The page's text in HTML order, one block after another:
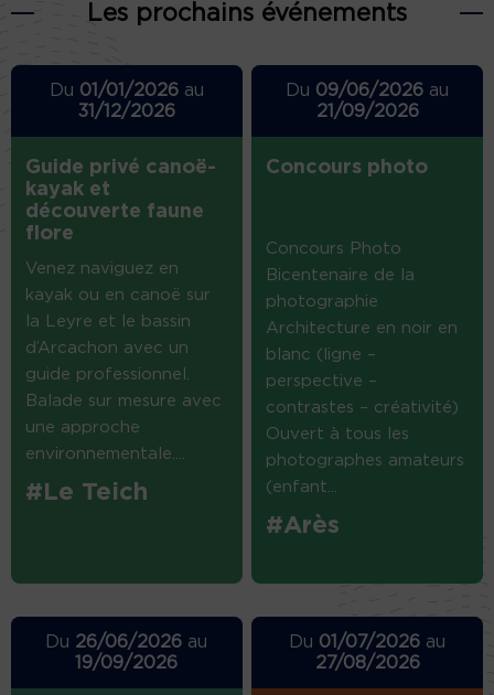
Les prochains événements
Du 01/01/2026au
31/12/2026
Guide privé canoë-
kayak et
découverte faune
flore
Venez naviguez en
kayak ou en canoë sur
la Leyre et le bassin
d’Arcachon avec un
guide professionnel.
Balade sur mesure avec
une approche
environnementale....
#Le Teich
Du 09/06/2026 au
21/09/2026
Concours photo
Concours Photo
Bicentenaire de la
photographie
Architecture en noir en
blanc (ligne –
perspective –
contrastes – créativité)
Ouvert à tous les
photographes amateurs
(enfant...
#Arès
Du 26/06/2026 au
19/09/2026
Du 01/07/2026 au
27/08/2026